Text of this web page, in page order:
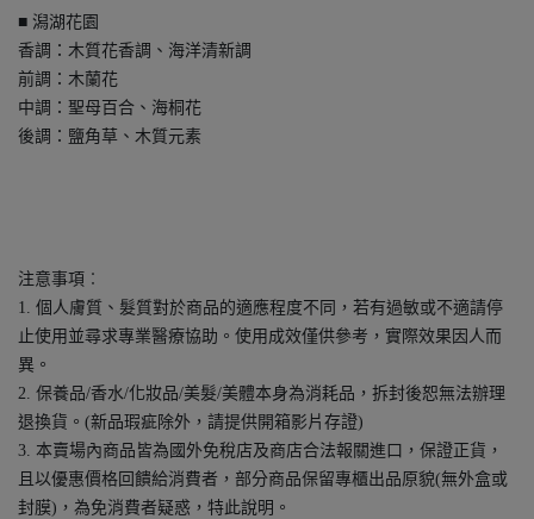
■ 潟湖花園
香調：木質花香調、海洋清新調
前調：木蘭花
中調：聖母百合、海桐花
後調：鹽角草、木質元素
注意事項︰
1. 個人膚質、髮質對於商品的適應程度不同，若有過敏或不適請停
止使用並尋求專業醫療協助。使用成效僅供參考，實際效果因人而
異。
2. 保養品/香水/化妝品/美髮/美體本身為消耗品，拆封後恕無法辦理
退換貨。(新品瑕疵除外，請提供開箱影片存證)
3. 本賣場內商品皆為國外免稅店及商店合法報關進口，保證正貨，
且以優惠價格回饋給消費者，部分商品保留專櫃出品原貌(無外盒或
封膜)，為免消費者疑惑，特此說明。